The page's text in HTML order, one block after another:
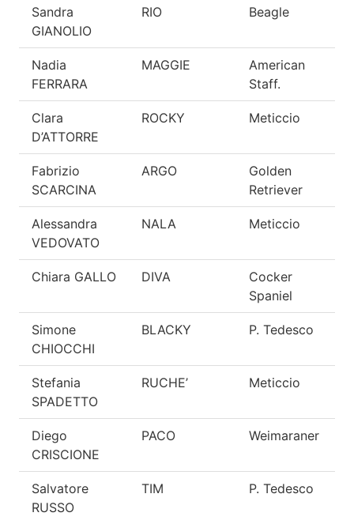
Sandra
GIANOLIO
RIO Beagle
Nadia
FERRARA
MAGGIE
American
Staff.
Clara
D’ATTORRE
ROCKY Meticcio
Fabrizio
SCARCINA
ARGO
Golden
Retriever
Alessandra
VEDOVATO
NALA Meticcio
Chiara GALLO DIVA
Cocker
Spaniel
Simone
CHIOCCHI
BLACKY P. Tedesco
Stefania
SPADETTO
RUCHE’ Meticcio
Diego
CRISCIONE
PACO Weimaraner
Salvatore
RUSSO
TIM P. Tedesco